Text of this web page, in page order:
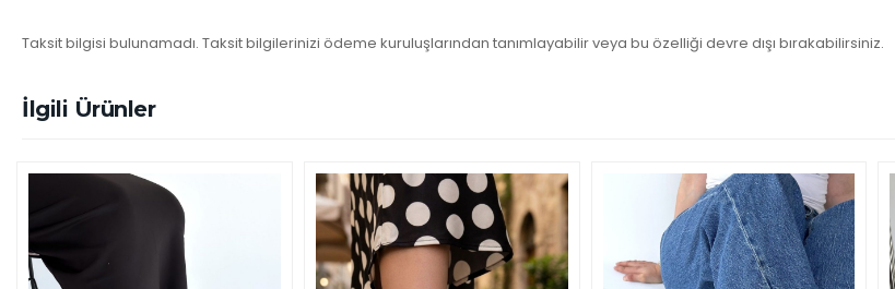
Taksit bilgisi bulunamadı. Taksit bilgilerinizi ödeme kuruluşlarından tanımlayabilir veya bu özelliği devre dışı bırakabilirsiniz.
İlgili Ürünler